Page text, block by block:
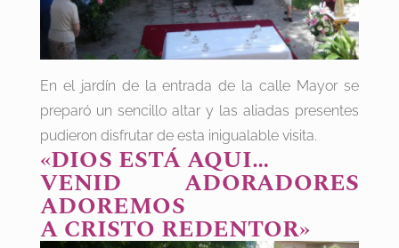
En el jardín de la entrada de la calle Mayor se
preparó un sencillo altar y las aliadas presentes
pudieron disfrutar de esta inigualable visita.
«DIOS ESTÁ AQUI…
VENID ADORADORES
ADOREMOS
A CRISTO REDENTOR»